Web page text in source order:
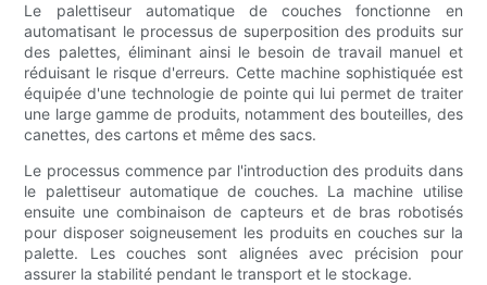
Le palettiseur automatique de couches fonctionne en
automatisant le processus de superposition des produits sur
des palettes, éliminant ainsi le besoin de travail manuel et
réduisant le risque d'erreurs. Cette machine sophistiquée est
équipée d'une technologie de pointe qui lui permet de traiter
une large gamme de produits, notamment des bouteilles, des
canettes, des cartons et même des sacs.
Le processus commence par l'introduction des produits dans
le palettiseur automatique de couches. La machine utilise
ensuite une combinaison de capteurs et de bras robotisés
pour disposer soigneusement les produits en couches sur la
palette. Les couches sont alignées avec précision pour
assurer la stabilité pendant le transport et le stockage.